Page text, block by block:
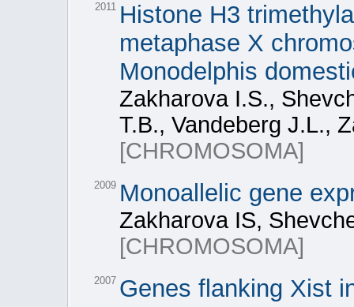
2011 Histone H3
metaphase X
Monodelphis
Zakharova I.S.,
T.B., Vandeberg J.L.,
[CHROMOSOMA]
2009 Monoallelic gene
Zakharova IS,
[CHROMOSOMA]
2007 Genes flanking Xist